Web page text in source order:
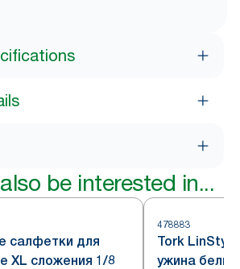
be interested in...
салфетки для
XL сложения 1/8
478883
Tork
ужина